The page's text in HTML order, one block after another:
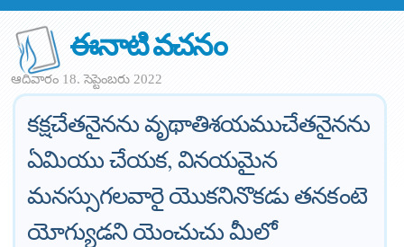
ఈనాటి వచనం
ఆదివారం 18. సెప్టెంబరు 2022
కక్షచేతనైనను వృథాతిశయముచేతనైనను
ఏమియు చేయక, వినయమైన
మనస్సుగలవారై యొకనినొకడు తనకంటె
యోగ్యుడని యెంచుచు మీలో